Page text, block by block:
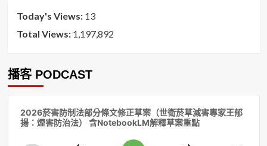
Today's Views: 13
Total Views: 1,197,892
播客 PODCAST
2026菸害防制法部分條文修正草案（世衛菸草減害專家王郁
揚：煙害防治法） 含NotebookLM解釋草案重點